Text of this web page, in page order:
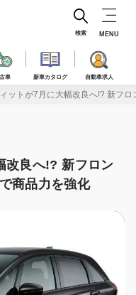
車 新車カタログ 自動車求人
検索 MENU
ットが7月に大幅改良へ!? 新フ
改良へ!? 新フロン
商品力を強化